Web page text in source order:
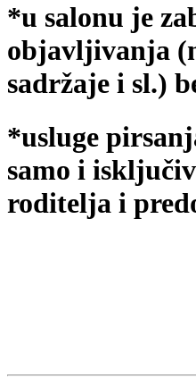
*u salonu je
objavljivanja
sadržaje i sl.)
*usluge
samo i
roditelja i